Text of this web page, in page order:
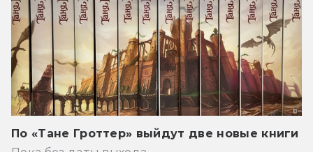
По «Тане Гроттер» выйдут две новые книги